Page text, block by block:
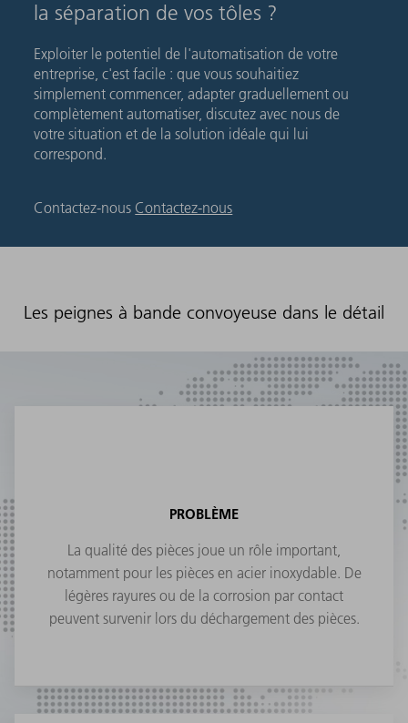
la séparation de vos tôles ?
Exploiter le potentiel de l'automatisation de votre
entreprise, c'est facile : que vous souhaitiez
simplement commencer, adapter graduellement ou
complètement automatiser, discutez avec nous de
votre situation et de la solution idéale qui lui
correspond.
Contactez-nous Contactez-nous
Les peignes à bande convoyeuse dans le détail
PROBLÈME
La qualité des pièces joue un rôle important,
notamment pour les pièces en acier inoxydable. De
légères rayures ou de la corrosion par contact
peuvent survenir lors du déchargement des pièces.